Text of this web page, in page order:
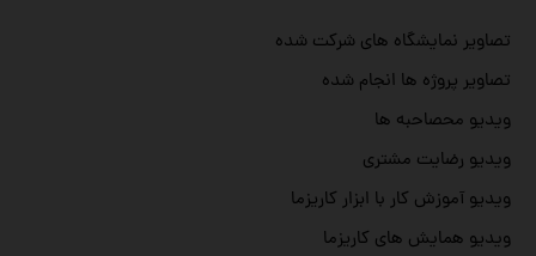
تصاویر نمایشگاه های شرکت شده
تصاویر پروژه ها انجام شده
ویدیو محصاحبه ها
ویدیو رضایت مشتری
ویدیو آموزش کار با ابزار کاریزما
ویدیو همایش های کاریزما